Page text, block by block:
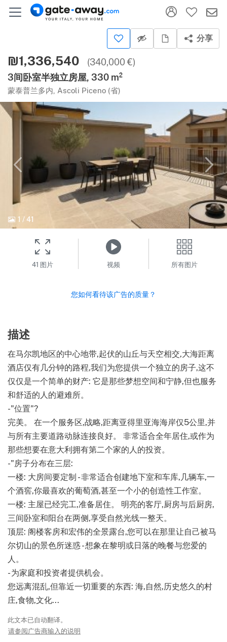
分享
₪1,336,540
(340,000 €)
3间卧室半独立房屋, 330 m²
蒙泰普兰多内, Ascoli Piceno (省)
1 /41
41 图片 视频 所有图片
您如何看待该广告的质量？
描述
在马尔凯地区的中心地带,起伏的山丘与天空相交,大海距离
酒店仅有几分钟的路程,我们为您提供一个独立的房子,这不
仅仅是一个简单的财产: 它是那些梦想空间和宁静,但也服务
和舒适的人的避难所。
-"位置"?
完美。 在一个服务区,战略,距离亚得里亚海海岸仅5公里,并
与所有主要道路动脉连接良好。 非常适合全年居住,或作为
那些想要在意大利拥有第二个家的人的投资。
-"房子分布在三层:
一楼: 大房间要定制 - 非常适合创建地下室和车库,几辆车,一
个酒窖,你最喜欢的葡萄酒,甚至一个小的创造性工作室。
一楼: 主屋已经完工,准备居住。 明亮的客厅,厨房与后厨房,
三间卧室和阳台在两侧,享受自然光线一整天。
顶层: 阁楼客房和宏伟的全景露台,您可以在那里让自己被马
尔切山的景色所迷惑 - 想象在黎明或日落的晚餐与您爱的
人。
- 为家庭和投资者提供机会。
您远离混乱,但靠近一切重要的东西: 海,自然,历史悠久的村
庄,食物,文化...
此文本已自动翻译。
请参阅广告商输入的说明